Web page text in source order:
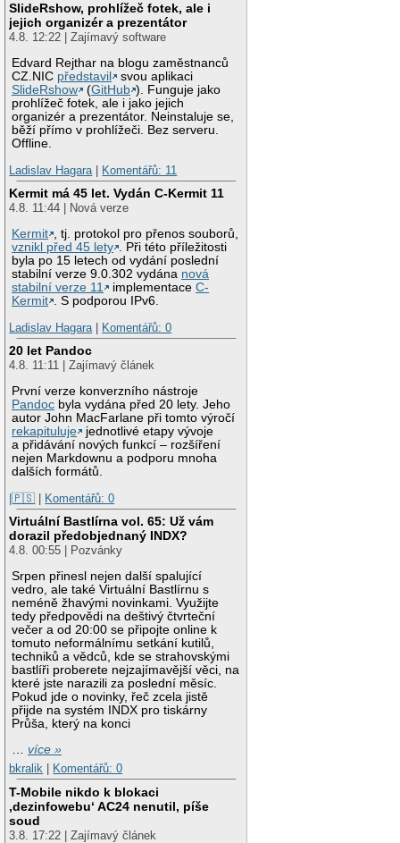
SlideRshow, prohlížeč fotek, ale i
jejich organizér a prezentátor
4.8. 12:22 | Zajímavý software
Edvard Rejthar na blogu zaměstnanců
CZ.NIC představil
svou aplikaci
SlideRshow
(GitHub ). Funguje jako
prohlížeč fotek, ale i jako jejich
organizér a prezentátor. Neinstaluje se,
běží přímo v prohlížeči. Bez serveru.
Offline.
Ladislav Hagara | Komentářů: 11
Kermit má 45 let. Vydán C-Kermit 11
4.8. 11:44 | Nová verze
Kermit , tj. protokol pro přenos souborů,
vznikl před 45 lety . Při této příležitosti
byla po 15 letech od vydání poslední
stabilní verze 9.0.302 vydána nová
stabilní verze 11
implementaceC-
Kermit . S podporou IPv6.
Ladislav Hagara | Komentářů: 0
20 let Pandoc
4.8. 11:11 | Zajímavý článek
První verze konverzního nástroje
Pandoc byla vydána před 20 lety. Jeho
autor John MacFarlane při tomto výročí
rekapituluje
jednotlivé etapy vývoje
a přidávání nových funkcí – rozšíření
nejen Markdownu a podporu mnoha
dalších formátů.
|🇵🇸 | Komentářů: 0
Virtuální Bastlírna vol. 65: Už vám
dorazil předobjednaný INDX?
4.8. 00:55 | Pozvánky
Srpen přinesl nejen další spalující
vedro, ale také Virtuální Bastlírnu s
neméně žhavými novinkami. Využijte
tedy předpovědi na deštivý čtvrteční
večer a od 20:00 se připojte online k
tomuto neformálnímu setkání kutilů,
techniků a vědců, kde se strahovskými
bastlíři proberete nejzajímavější věci, na
které jste narazili za poslední měsíc.
Pokud jde o novinky, řeč zcela jistě
přijde na systém INDX pro tiskárny
Průša, který na konci
…více »
bkralik
Komentářů: 0
T-Mobile nikdo k blokaci
‚dezinfowebu‘ AC24 nenutil, píše
soud
3.8. 17:22 | Zajímavý článek